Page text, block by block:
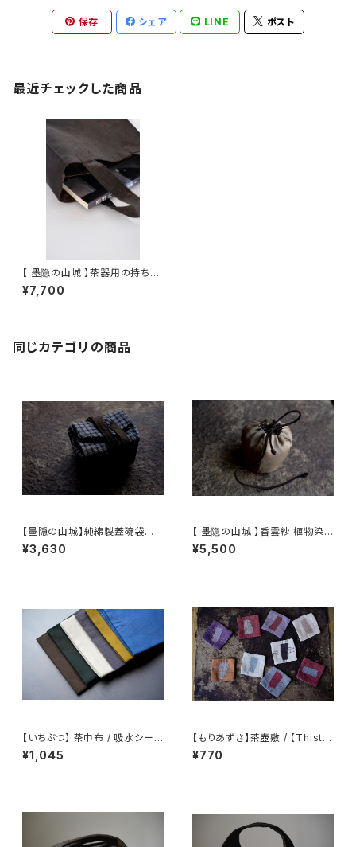
保存 シェア LINE ポスト
最近チェックした商品
【 墨隐の山城 】茶器用の持ち手
袋(香雲紗)
¥7,700
同じカテゴリの商品
【墨隠の山城】純綿製蓋碗袋内【
【 墨隐の山城 】香雲紗 植物染
仕覆 めカップ袋 【 Ink & Moun
¥3,630
【 墨隐の山城 】香雲紗 植物染
仕覆 めカップ袋 【 Ink & Moun
tain Tea Atelier】Tea Cadd
¥5,500
【いちぶつ】 茶巾布 / 吸水シート
(カビが生えない)
¥1,045
【もりあずさ】茶壺敷 / 【Thistl
e】Teapot Coaster
¥770